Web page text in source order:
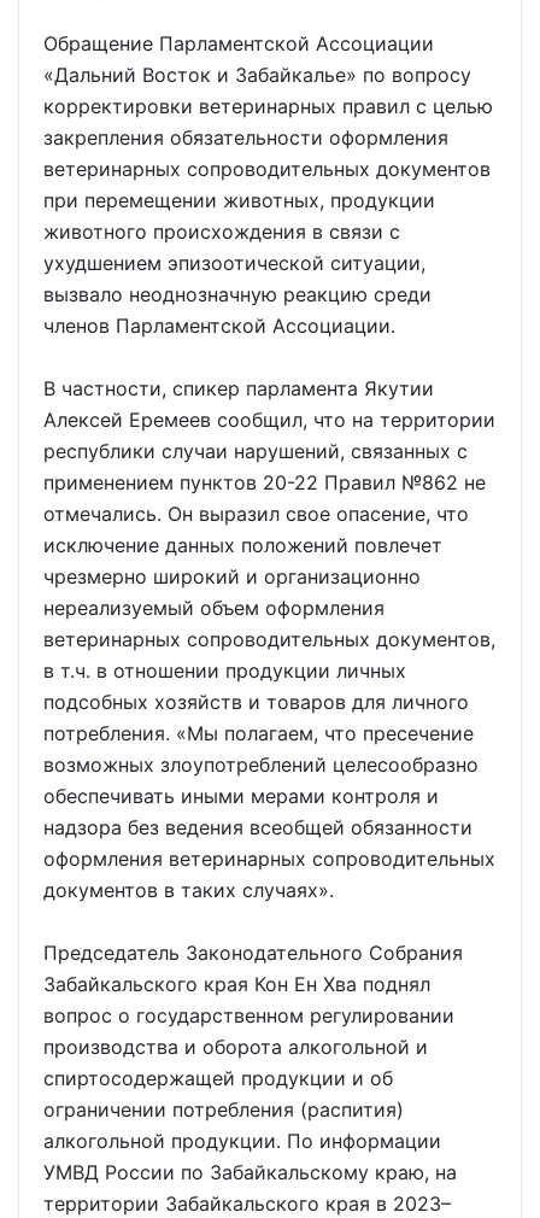
Обращение Парламентской Ассоциации
«Дальний Восток и Забайкалье» по вопросу
корректировки ветеринарных правил с целью
закрепления обязательности оформления
ветеринарных сопроводительных документов
при перемещении животных, продукции
животного происхождения в связи с
ухудшением эпизоотической ситуации,
вызвало неоднозначную реакцию среди
членов Парламентской Ассоциации.
В частности, спикер парламента Якутии
Алексей Еремеев сообщил, что на территории
республики случаи нарушений, связанных с
применением пунктов 20-22 Правил №862 не
отмечались. Он выразил свое опасение, что
исключение данных положений повлечет
чрезмерно широкий и организационно
нереализуемый объем оформления
ветеринарных сопроводительных документов,
в т.ч. в отношении продукции личных
подсобных хозяйств и товаров для личного
потребления. «Мы полагаем, что пресечение
возможных злоупотреблений целесообразно
обеспечивать иными мерами контроля и
надзора без ведения всеобщей обязанности
оформления ветеринарных сопроводительных
документов в таких случаях».
Председатель Законодательного Собрания
Забайкальского края Кон Ен Хва поднял
вопрос о государственном регулировании
производства и оборота алкогольной и
спиртосодержащей продукции и об
ограничении потребления (распития)
алкогольной продукции. По информации
УМВД России по Забайкальскому краю, на
территории Забайкальского края в 2023–